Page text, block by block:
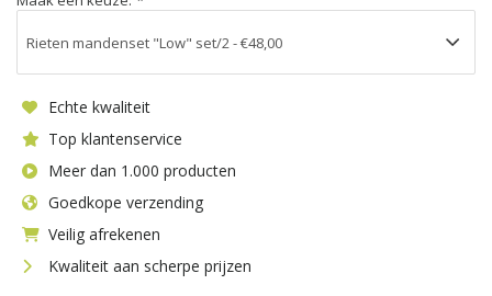
Echte kwaliteit
Top klantenservice
Meer dan 1.000 producten
Goedkope verzending
Veilig afrekenen
Kwaliteit aan scherpe prijzen